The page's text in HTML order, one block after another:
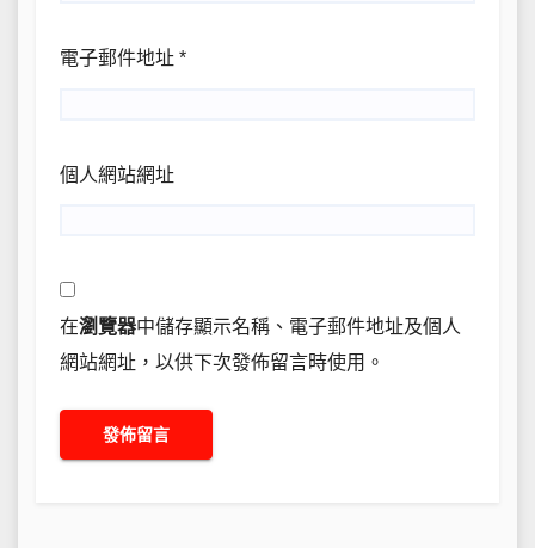
電子郵件地址 *
個人網站網址
在瀏覽器中儲存顯示名稱、電子郵件地址及個人
網站網址，以供下次發佈留言時使用。